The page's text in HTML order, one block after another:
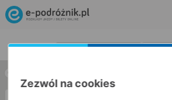
Zezwól na cookies